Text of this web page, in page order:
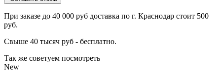
При заказе до 40 000 руб доставка по г. Краснодар стоит 500
руб.
Свыше 40 тысяч руб - бесплатно.
Так же советуем посмотреть
New